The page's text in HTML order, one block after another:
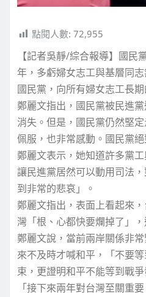
點閱人數: 72,955
【記者吳靜/綜合報導】國
年，多虧婦女志工與基層同
國民黨，向所有婦女志工長
鄭麗文指出，國民黨被民進
消失。但是，國民黨仍然堅
佩服，也非常感動。國民黨
鄭麗文表示，她知道許多黨
讓民進黨居然可以動用司法
到非常的悲哀」。
鄭麗文指出，表面上看起來
灣「根、心都快要爛掉了」
鄭麗文說，當前兩岸關係非
來不及時才喊和平，「不要
束，更證明和平不能等到戰
「接下來兩年對台灣至關重